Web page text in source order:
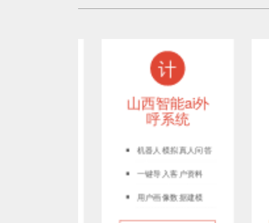
计
山西智能ai外
呼系统
机器人模拟真人问答
一键导入客户资料
用户画像数据建模